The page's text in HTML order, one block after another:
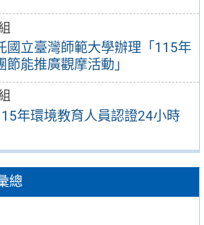
國立臺灣師範大學辦理「115年
能推廣觀摩活動」
年環境教育人員認證24小時
總